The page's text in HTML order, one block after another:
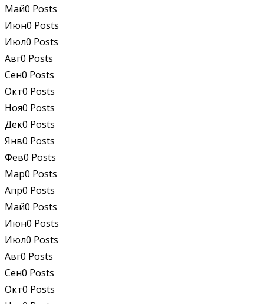
Май0 Posts
Июн0 Posts
Июл0 Posts
Авг0 Posts
Сен0 Posts
Окт0 Posts
Ноя0 Posts
Дек0 Posts
Янв0 Posts
Фев0 Posts
Мар0 Posts
Апр0 Posts
Май0 Posts
Июн0 Posts
Июл0 Posts
Авг0 Posts
Сен0 Posts
Окт0 Posts